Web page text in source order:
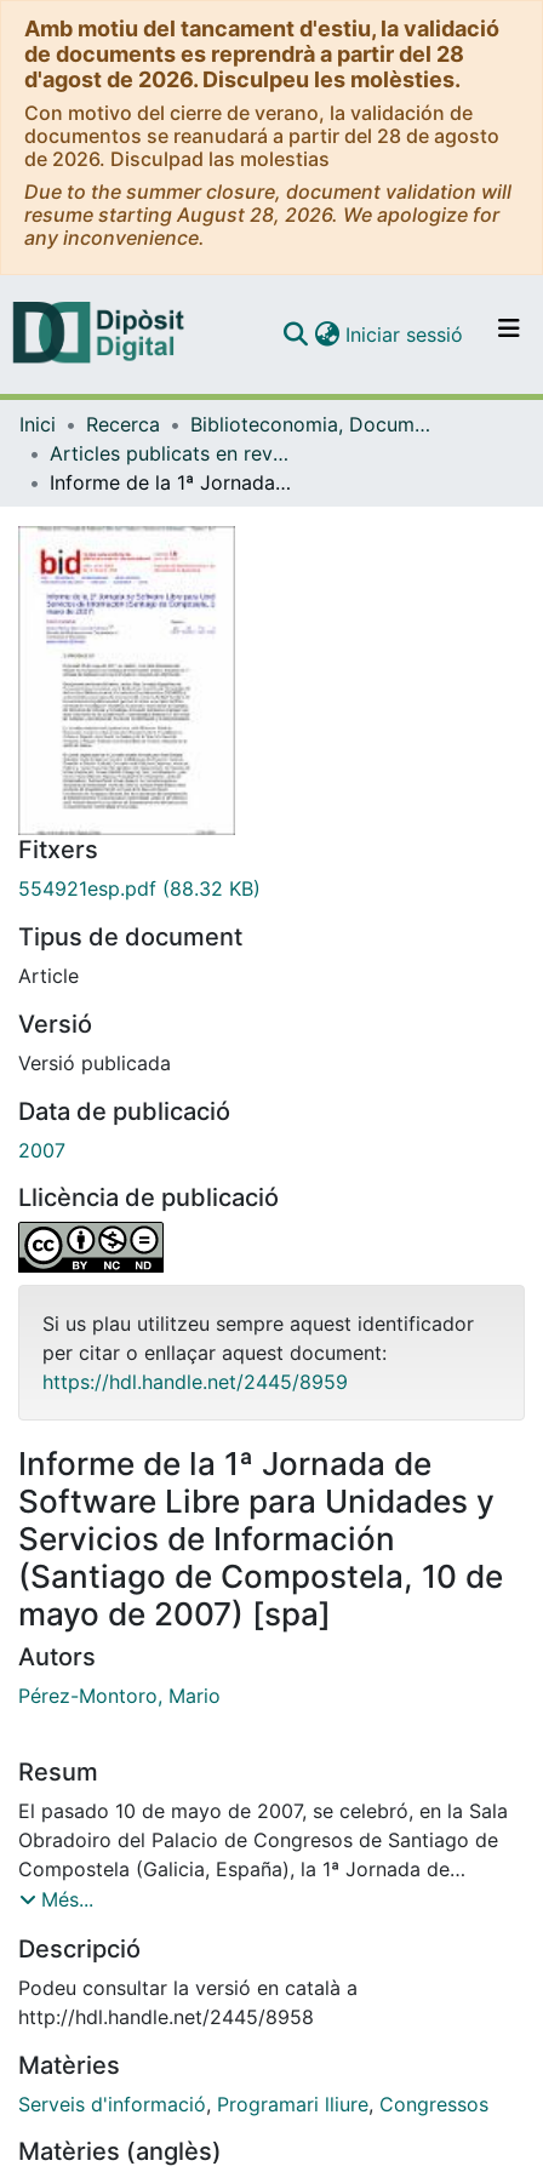
Amb motiu del tancament d'estiu, la validació
de documents es reprendrà a partir del 28
d'agost de 2026. Disculpeu les molèsties.
Con motivo del cierre de verano, la validación de
documentos se reanudará a partir del 28 de agosto
de 2026. Disculpad las molestias
Due to the summer closure, document validation will
resume starting August 28, 2026. We apologize for
any inconvenience.
Navega per tot el DD
Com publicar
Iniciar sessió (current)
Inici Recerca
Biblioteconomia, Documentació i Comunicació Audiovisual
Articles publicats en revistes (Biblioteconomia, Documentació i Comunicació Audiovisual)
Informe de la 1ª Jornada de Software Libre para Unidades y Servicios de Información (Santiago de Compostela, 10 de mayo de 2007) [spa]
Fitxers
554921esp.pdf (88.32 KB)
Tipus de document
Article
Versió
Versió publicada
Data de publicació
2007
Llicència de publicació
Si us plau utilitzeu sempre aquest identificador
per citar o enllaçar aquest document:
https://hdl.handle.net/2445/8959
Informe de la 1ª Jornada de
Software Libre para Unidades y
Servicios de Información
(Santiago de Compostela, 10 de
mayo de 2007) [spa]
Autors
Pérez-Montoro, Mario
Resum
El pasado 10 de mayo de 2007, se celebró, en la Sala
Obradoiro del Palacio de Congresos de Santiago de
Compostela (Galicia, España), la 1ª Jornada de
Software Libre para Unidades y Servicios de
Esta jornada se desarrolló dentro de las 10as Jornadas
Españolas de Documentación promovidas por la
Biblioteconomía, Documentación y Museística
(FESABID) y sirvió también como marco de encuentro
Digital financiado por las Acciones especiales del Plan
Més...
Descripció
Podeu consultar la versió en català a
http://hdl.handle.net/2445/8958
Matèries
Serveis d'informació, Programari lliure, Congressos
Matèries (anglès)